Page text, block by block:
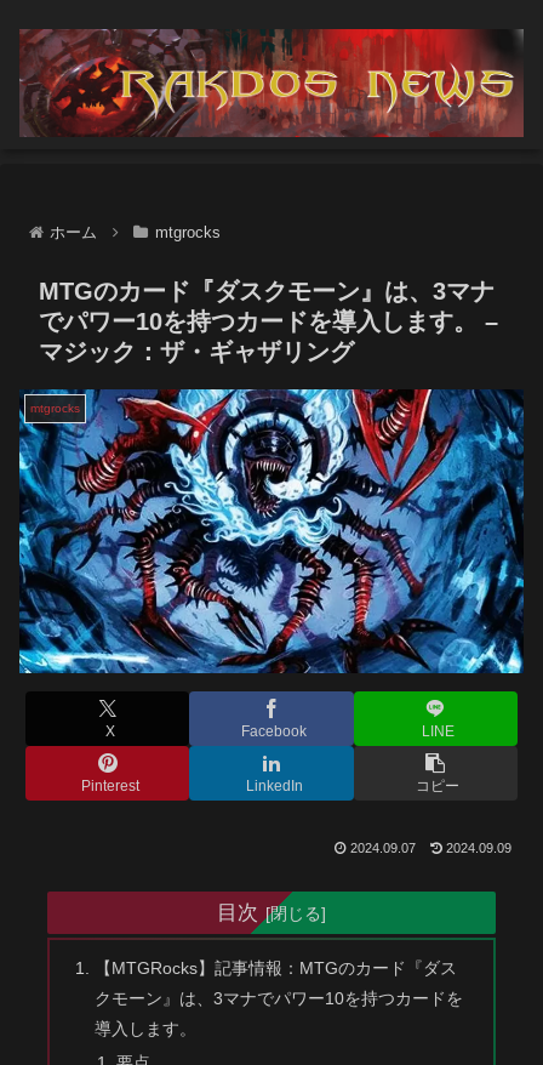
ホーム mtgrocks
MTGのカード『ダスクモーン』は、3マナ
でパワー10を持つカードを導入します。 –
マジック：ザ・ギャザリング
mtgrocks
X Facebook LINE
Pinterest LinkedIn コピー
2024.09.07 2024.09.09
目次
【MTGRocks】記事情報：MTGのカード『ダス
クモーン』は、3マナでパワー10を持つカードを
導入します。